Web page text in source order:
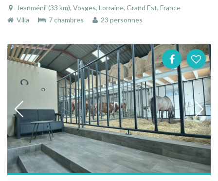
Jeanménil (33 km), Vosges, Lorraine, Grand Est, France
Villa
7 chambres 23 personnes